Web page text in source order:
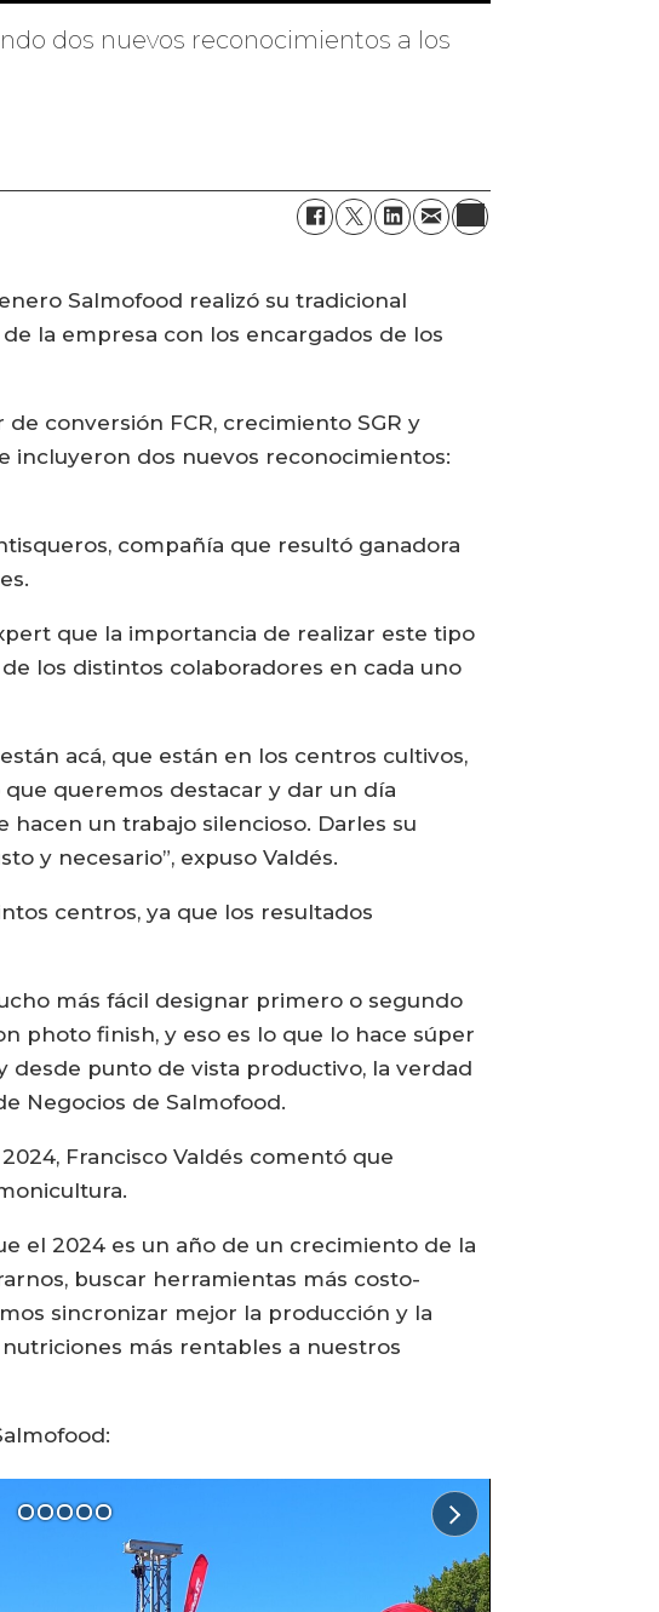
dos nuevos reconocimientos a los
Salmofood realizó su tradicional
la empresa con los encargados de los
conversión FCR, crecimiento SGR y
incluyeron dos nuevos reconocimientos:
compañía que resultó ganadora
que la importancia de realizar este tipo
los distintos colaboradores en cada uno
acá, que están en los centros cultivos,
que queremos destacar y dar un día
un trabajo silencioso. Darles su
y necesario”, expuso Valdés.
centros, ya que los resultados
más fácil designar primero o segundo
photo finish, y eso es lo que lo hace súper
desde punto de vista productivo, la verdad
Negocios de Salmofood.
Francisco Valdés comentó que
el 2024 es un año de un crecimiento de la
buscar herramientas más costo-
sincronizar mejor la producción y la
más rentables a nuestros